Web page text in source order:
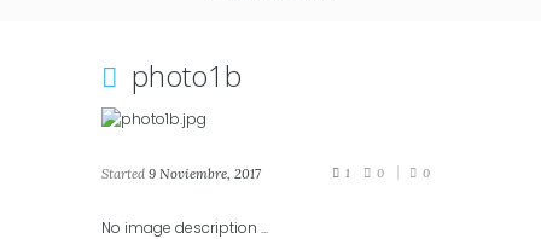
photo1b
Started 9 Noviembre, 2017 1 0 0
No image description ...